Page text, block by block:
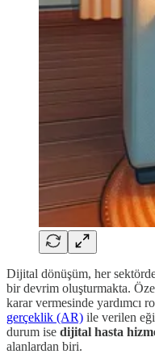
Dijital dönüşüm, her
bir devrim oluşturmakta.
karar vermesinde yardımcı
gerçeklik (AR) ile verilen
durum ise dijital hasta
alanlardan biri.